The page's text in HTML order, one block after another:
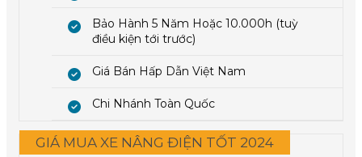
Bảo Hành 5 Năm Hoặc 10.000h (tuỳ
điều kiện tới trước)
Giá Bán Hấp Dẫn Việt Nam
Chi Nhánh Toàn Quốc
GIÁ MUA XE NÂNG ĐIỆN TỐT 2024